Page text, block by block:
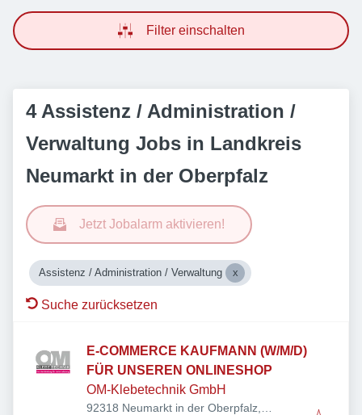
Filter einschalten
4 Assistenz / Administration /
Verwaltung Jobs in Landkreis
Neumarkt in der Oberpfalz
Jetzt Jobalarm aktivieren!
Assistenz / Administration / Verwaltung
Suche zurücksetzen
E-COMMERCE KAUFMANN (W/M/D)
FÜR UNSEREN ONLINESHOP
OM-Klebetechnik GmbH
92318 Neumarkt in der Oberpfalz,